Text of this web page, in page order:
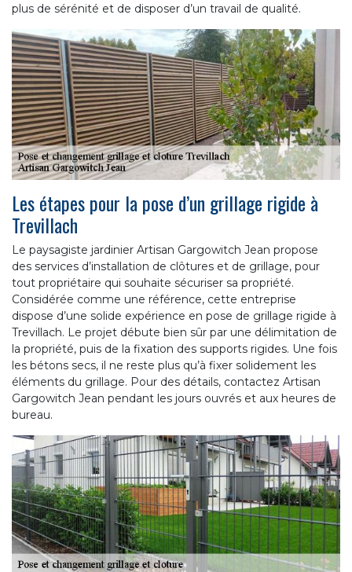
plus de sérénité et de disposer d’un travail de qualité.
Les étapes pour la pose d’un grillage rigide à
Trevillach
Le paysagiste jardinier Artisan Gargowitch Jean propose
des services d’installation de clôtures et de grillage, pour
tout propriétaire qui souhaite sécuriser sa propriété.
Considérée comme une référence, cette entreprise
dispose d’une solide expérience en pose de grillage rigide à
Trevillach. Le projet débute bien sûr par une délimitation de
la propriété, puis de la fixation des supports rigides. Une fois
les bétons secs, il ne reste plus qu’à fixer solidement les
éléments du grillage. Pour des détails, contactez Artisan
Gargowitch Jean pendant les jours ouvrés et aux heures de
bureau.